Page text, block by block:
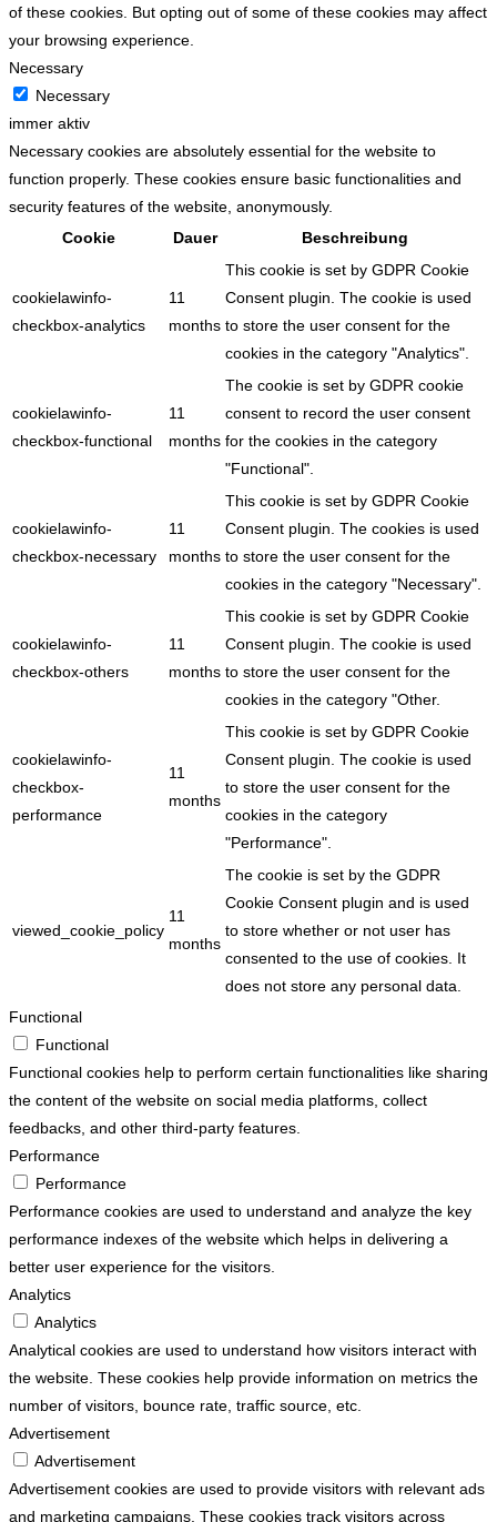
of these cookies. But opting out of some of these cookies may affect
your browsing experience.
Necessary
Necessary
immer aktiv
Necessary cookies are absolutely essential for the website to
function properly. These cookies ensure basic functionalities and
security features of the website, anonymously.
Cookie
Dauer Beschreibung
cookielawinfo-
checkbox-analytics
11
months
This cookie is set by GDPR Cookie
Consent plugin. The cookie is used
to store the user consent for the
cookies in the category "Analytics".
cookielawinfo-
checkbox-functional
11
months
The cookie is set by GDPR cookie
consent to record the user consent
for the cookies in the category
"Functional".
cookielawinfo-
checkbox-necessary
11
months
This cookie is set by GDPR Cookie
Consent plugin. The cookies is used
to store the user consent for the
cookies in the category "Necessary".
cookielawinfo-
checkbox-others
11
months
This cookie is set by GDPR Cookie
Consent plugin. The cookie is used
to store the user consent for the
cookies in the category "Other.
cookielawinfo-
checkbox-
performance
11
months
This cookie is set by GDPR Cookie
Consent plugin. The cookie is used
to store the user consent for the
cookies in the category
"Performance".
viewed_cookie_policy
11
months
The cookie is set by the GDPR
Cookie Consent plugin and is used
to store whether or not user has
consented to the use of cookies. It
does not store any personal data.
Functional
Functional
Functional cookies help to perform certain functionalities like sharing
the content of the website on social media platforms, collect
feedbacks, and other third-party features.
Performance
Performance
Performance cookies are used to understand and analyze the key
performance indexes of the website which helps in delivering a
better user experience for the visitors.
Analytics
Analytics
Analytical cookies are used to understand how visitors interact with
the website. These cookies help provide information on metrics the
number of visitors, bounce rate, traffic source, etc.
Advertisement
Advertisement
Advertisement cookies are used to provide visitors with relevant ads
and marketing campaigns. These cookies track visitors across